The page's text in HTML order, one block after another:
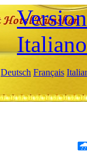
Italiano
Deutsch Français